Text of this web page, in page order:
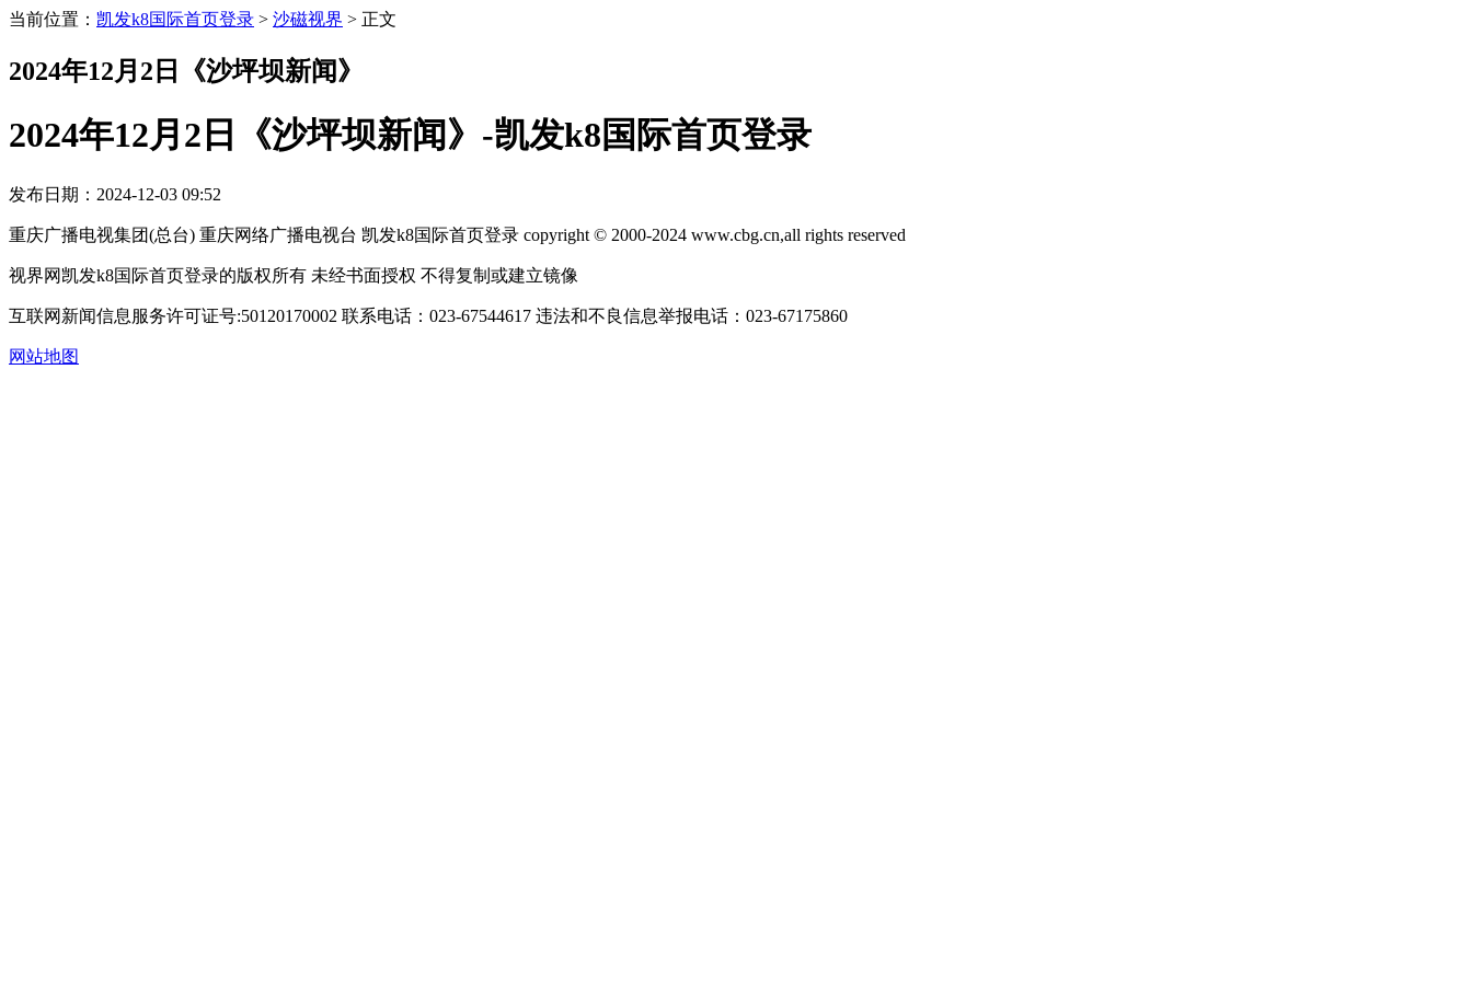
当前位置： 凯发k8国际首页登录 > 沙磁视界 > 正文
2024年12月2日《沙坪坝新闻》
2024年12月2日《沙坪坝新闻》-凯发k8国际首页登录
发布日期：2024-12-03 09:52
重庆广播电视集团(总台) 重庆网络广播电视台 凯发k8国际首页登录 copyright © 2000-2024 www.cbg.cn,all rights reserved
视界网凯发k8国际首页登录的版权所有 未经书面授权 不得复制或建立镜像
互联网新闻信息服务许可证号:50120170002 联系电话：023-67544617 违法和不良信息举报电话：023-67175860
网站地图